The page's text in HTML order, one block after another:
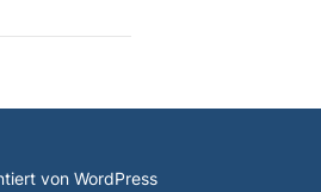
von WordPress